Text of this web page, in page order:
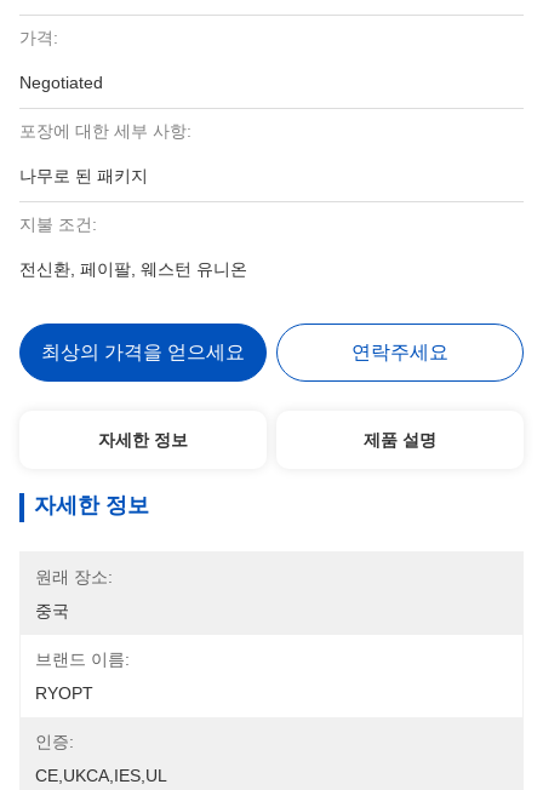
가격:
Negotiated
포장에 대한 세부 사항:
나무로 된 패키지
지불 조건:
전신환, 페이팔, 웨스턴 유니온
최상의 가격을 얻으세요 연락주세요
자세한 정보 제품 설명
자세한 정보
원래 장소:
중국
브랜드 이름:
RYOPT
인증:
CE,UKCA,IES,UL